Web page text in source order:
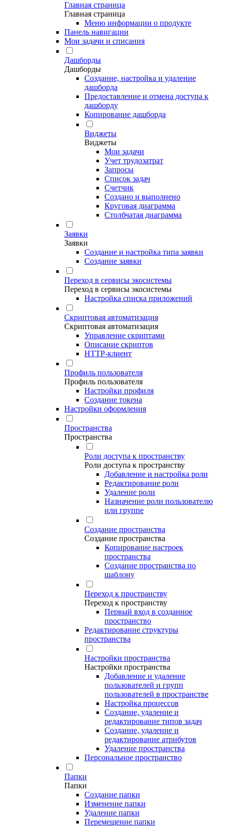
Главная страница
Главная страница
Меню информации о продукте
Панель навигации
Мои задачи и списания
Дашборды
Дашборды
Создание, настройка и удаление
дашборда
Предоставление и отмена доступа к
дашборду
Копирование дашборда
Виджеты
Виджеты
Мои задачи
Учет трудозатрат
Запросы
Список задач
Счетчик
Создано и выполнено
Круговая диаграмма
Столбчатая диаграмма
Заявки
Заявки
Создание и настройка типа заявки
Создание заявки
Переход в сервисы экосистемы
Переход в сервисы экосистемы
Настройка списка приложений
Скриптовая автоматизация
Скриптовая автоматизация
Управление скриптами
Описание скриптов
HTTP-клиент
Профиль пользователя
Профиль пользователя
Настройки профиля
Создание токена
Настройки оформления
Пространства
Пространства
Роли доступа к пространству
Роли доступа к пространству
Добавление и настройка роли
Редактирование роли
Удаление роли
Назначение роли пользователю
или группе
Создание пространства
Создание пространства
Копирование настроек
пространства
Создание пространства по
шаблону
Переход к пространству
Переход к пространству
Первый вход в созданное
пространство
Редактирование структуры
пространства
Настройки пространства
Настройки пространства
Добавление и удаление
пользователей и групп
пользователей в пространстве
Настройка процессов
Создание, удаление и
редактирование типов задач
Создание, удаление и
редактирование атрибутов
Удаление пространства
Персональное пространство
Папки
Папки
Создание папки
Изменение папки
Удаление папки
Перемещение папки